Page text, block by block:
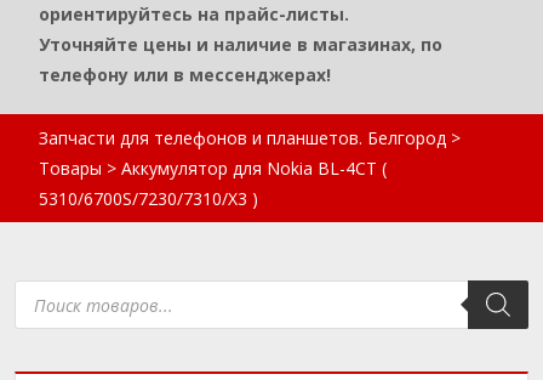
ориентируйтесь на прайс-листы.
Уточняйте цены и наличие в магазинах, по
телефону или в мессенджерах!
Запчасти для телефонов и планшетов. Белгород >
Товары > Аккумулятор для Nokia BL-4CT (
5310/6700S/7230/7310/X3 )
Поиск
товаров